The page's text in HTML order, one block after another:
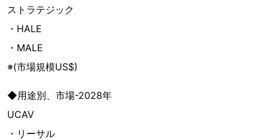
ストラテジック
・HALE
・MALE
※(市場規模US$)
◆用途別、市場-2028年
UCAV
・リーサル